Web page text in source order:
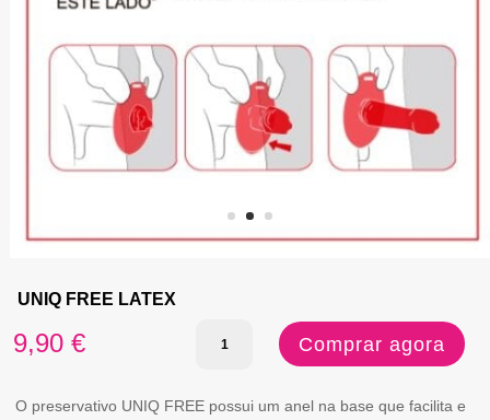
UNIQ FREE LATEX
9,90 €
Quantidade
UNIQ
Comprar agora
O preservativo UNIQ FREE possui um anel na base que facilita e